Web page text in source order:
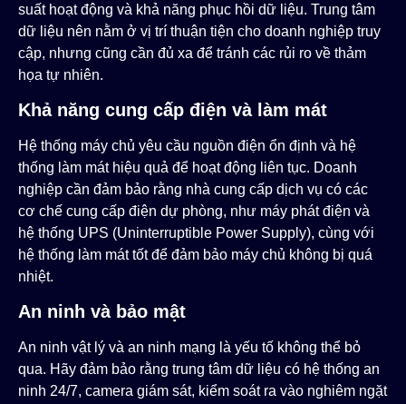
suất hoạt động và khả năng phục hồi dữ liệu. Trung tâm
dữ liệu nên nằm ở vị trí thuận tiện cho doanh nghiệp truy
cập, nhưng cũng cần đủ xa để tránh các rủi ro về thảm
họa tự nhiên.
Khả năng cung cấp điện và làm mát
Hệ thống máy chủ yêu cầu nguồn điện ổn định và hệ
thống làm mát hiệu quả để hoạt động liên tục. Doanh
nghiệp cần đảm bảo rằng nhà cung cấp dịch vụ có các
cơ chế cung cấp điện dự phòng, như máy phát điện và
hệ thống UPS (Uninterruptible Power Supply), cùng với
hệ thống làm mát tốt để đảm bảo máy chủ không bị quá
nhiệt.
An ninh và bảo mật
An ninh vật lý và an ninh mạng là yếu tố không thể bỏ
qua. Hãy đảm bảo rằng trung tâm dữ liệu có hệ thống an
ninh 24/7, camera giám sát, kiểm soát ra vào nghiêm ngặt